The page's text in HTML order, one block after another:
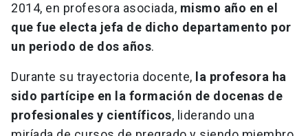
2014, en profesora asociada, mismo año en el
que fue electa jefa de dicho departamento por
un periodo de dos años.
Durante su trayectoria docente, la profesora ha
sido partícipe en la formación de docenas de
profesionales y científicos, liderando una